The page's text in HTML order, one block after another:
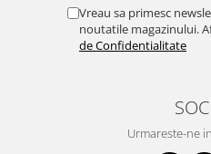
Vreau sa primesc
noutatile magazinului.
de Confidentialitate
Urmareste-ne